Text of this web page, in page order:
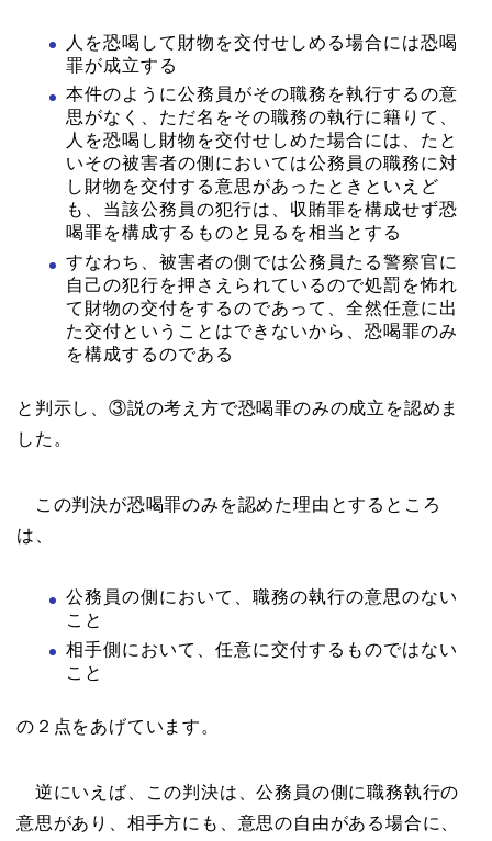
人を恐喝して財物を交付せしめる場合には恐喝
罪が成立する
本件のように公務員がその職務を執行するの意
思がなく、ただ名をその職務の執行に籍りて、
人を恐喝し財物を交付せしめた場合には、たと
いその被害者の側においては公務員の職務に対
し財物を交付する意思があったときといえど
も、当該公務員の犯行は、収賄罪を構成せず恐
喝罪を構成するものと見るを相当とする
すなわち、被害者の側では公務員たる警察官に
自己の犯行を押さえられているので処罰を怖れ
て財物の交付をするのであって、全然任意に出
た交付ということはできないから、恐喝罪のみ
を構成するのである
と判示し、③説の考え方で恐喝罪のみの成立を認めま
した。
この判決が恐喝罪のみを認めた理由とするところ
は、
公務員の側において、職務の執行の意思のない
こと
相手側において、任意に交付するものではない
こと
の２点をあげています。
逆にいえば、この判決は、公務員の側に職務執行の
意思があり、相手方にも、意思の自由がある場合に、